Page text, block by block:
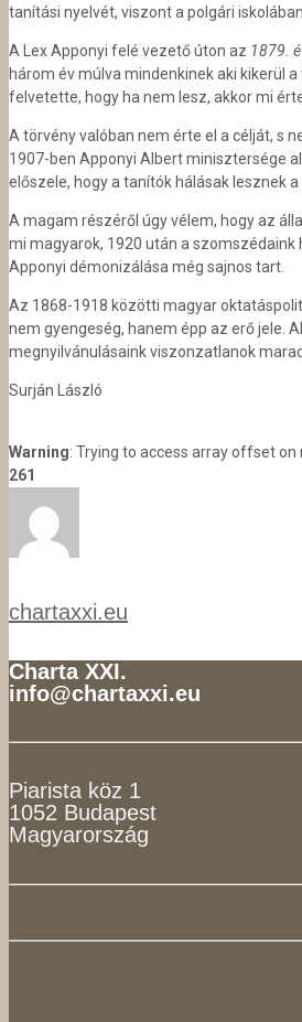
tanítási nyelvét, viszont a polgári
A Lex Apponyi felé vezető úton az 1879.
három év múlva mindenkinek aki kikerül
felvetette, hogy ha nem lesz, akkor mi
A törvény valóban nem érte el a célját, s
1907-ben Apponyi Albert minisztersége
előszele, hogy a tanítók hálásak lesznek
A magam részéről úgy vélem, hogy az
mi magyarok, 1920 után a
Apponyi démonizálása még sajnos tart.
Az 1868-1918 közötti magyar
nem gyengeség, hanem épp az erő jele.
megnyilvánulásaink viszonzatlanok
Surján László
Warning: Trying to access array offset on
261
chartaxxi.eu
Charta XXI.
info@chartaxxi.eu
Piarista köz 1
1052 Budapest
Magyarország